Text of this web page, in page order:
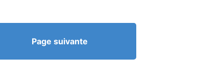
Page suivante